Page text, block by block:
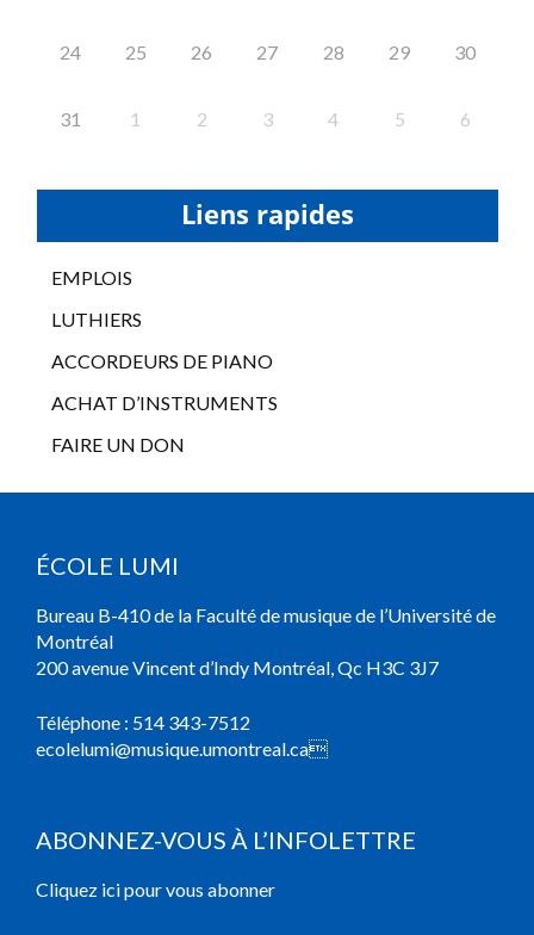
24 25 26 27 28 29 30
31 1 2 3 4 5 6
Liens rapides
EMPLOIS
LUTHIERS
ACCORDEURS DE PIANO
ACHAT D’INSTRUMENTS
FAIRE UN DON
ÉCOLE LUMI
Bureau B-410 de la Faculté de musique de l’Université de
Montréal
200 avenue Vincent d’Indy Montréal, Qc H3C 3J7
Téléphone : 514 343-7512
ecolelumi@musique.umontreal.ca
ABONNEZ-VOUS À L’INFOLETTRE
Cliquez ici pour vous abonner